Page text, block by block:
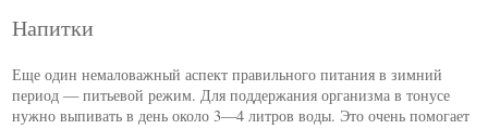
Напитки
Еще один немаловажный аспект правильного питания в зимний
период — питьевой режим. Для поддержания организма в тонусе
нужно выпивать в день около 3—4 литров воды. Это очень помогает